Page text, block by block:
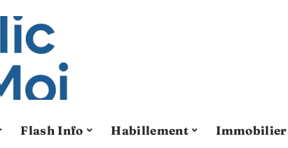
Flash Info Habillement Immobilier